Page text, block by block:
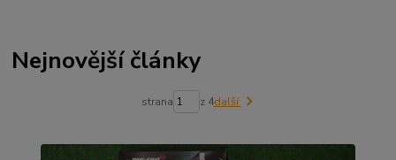
Nejnovější články
strana z 4další